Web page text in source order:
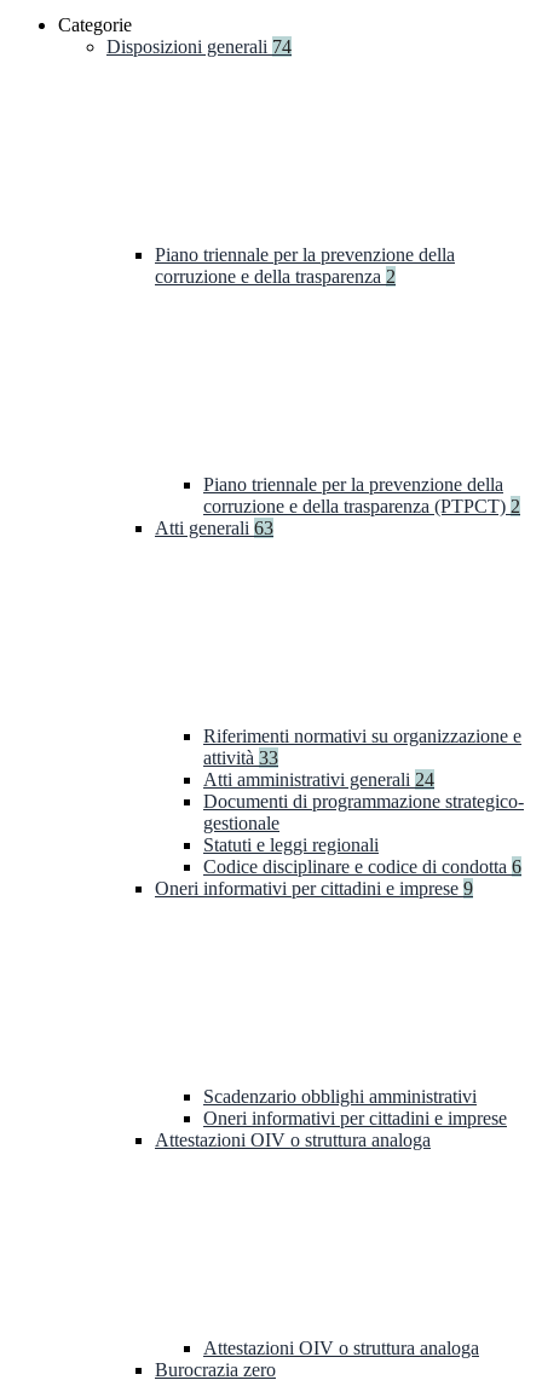
Categorie
Disposizioni generali 74
Piano triennale per la prevenzione della
corruzione e della trasparenza 2
Piano triennale per la prevenzione della
corruzione e della trasparenza (PTPCT) 2
Atti generali 63
Riferimenti normativi su organizzazione e
attività 33
Atti amministrativi generali 24
Documenti di programmazione strategico-
gestionale
Statuti e leggi regionali
Codice disciplinare e codice di condotta 6
Oneri informativi per cittadini e imprese 9
Scadenzario obblighi amministrativi
Oneri informativi per cittadini e imprese
Attestazioni OIV o struttura analoga
Attestazioni OIV o struttura analoga
Burocrazia zero